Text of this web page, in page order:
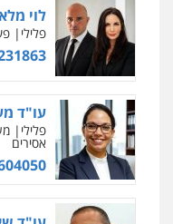
עו"ד
פלילי
עו"ד
פלילי
לוי
פלילי
עו"ד
פלילי
אסירים
מרכז